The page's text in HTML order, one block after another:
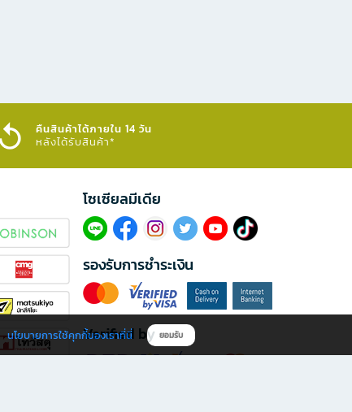
คืนสินค้าได้ภายใน 14 วัน
หลังได้รับสินค้า*
โซเซียลมีเดีย​
รองรับการชำระเงิน
Verified by
นโยบายการใช้คุกกี้ของเราที่นี่ ยอมรับ